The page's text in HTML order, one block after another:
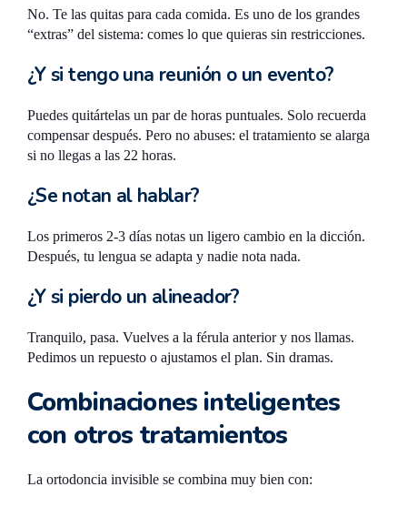
No. Te las quitas para cada comida. Es uno de los grandes
“extras” del sistema: comes lo que quieras sin restricciones.
¿Y si tengo una reunión o un evento?
Puedes quitártelas un par de horas puntuales. Solo recuerda
compensar después. Pero no abuses: el tratamiento se alarga
si no llegas a las 22 horas.
¿Se notan al hablar?
Los primeros 2-3 días notas un ligero cambio en la dicción.
Después, tu lengua se adapta y nadie nota nada.
¿Y si pierdo un alineador?
Tranquilo, pasa. Vuelves a la férula anterior y nos llamas.
Pedimos un repuesto o ajustamos el plan. Sin dramas.
Combinaciones inteligentes
con otros tratamientos
La ortodoncia invisible se combina muy bien con: